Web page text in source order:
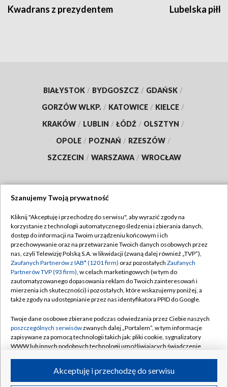
Kwadrans z prezydentem Lubelska piłka
BIAŁYSTOK / BYDGOSZCZ / GDAŃSK /
GORZÓW WLKP. / KATOWICE / KIELCE /
KRAKÓW / LUBLIN / ŁÓDŹ / OLSZTYN /
OPOLE / POZNAŃ / RZESZÓW /
SZCZECIN / WARSZAWA / WROCŁAW
TVP
Abonament TVP
Emisja w TVP
Centrum informacji TVP
Naziemna Telewizja Cyfrowa
Rada Programowa
System NOS
Informacje o nadawcy
Program dla prasy
Regulamin TVP
Polityka prywatności
Moje zgody
Pomoc
Kontakt
Kanały
Szanujemy Twoją prywatność
Kliknij "Akceptuję i przechodzę do serwisu", aby wyrazić zgody na
korzystanie z technologii automatycznego śledzenia i zbierania danych,
dostęp do informacji na Twoim urządzeniu końcowym i ich
przechowywanie oraz na przetwarzanie Twoich danych osobowych przez
nas, czyli Telewizję Polską S.A. w likwidacji (zwaną dalej również „TVP”),
Zaufanych Partnerów z IAB* (1201 firm) oraz pozostałych Zaufanych
Partnerów TVP (93 firm), w celach marketingowych (w tym do
zautomatyzowanego dopasowania reklam do Twoich zainteresowań i
mierzenia ich skuteczności) i pozostałych, które wskazujemy poniżej, a
także zgody na udostępnianie przez nas identyfikatora PPID do Google.
Twoje dane osobowe zbierane podczas odwiedzania przez Ciebie naszych
poszczególnych serwisówzwanych dalej „Portalem”, w tym informacje
zapisywane za pomocą technologii takich jak: pliki cookie, sygnalizatory
WWW lub innych podobnych technologii umożliwiających świadczenie
ruchu w Internecie.Akceptuję i przechodzę do serwisu